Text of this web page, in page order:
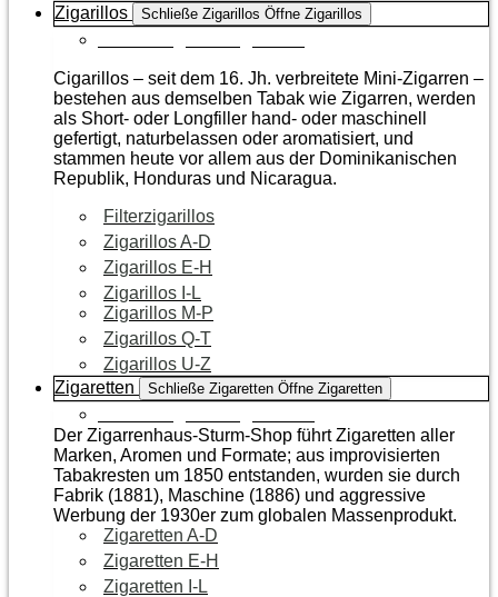
Zigarillos
Schließe Zigarillos Öffne Zigarillos
Cigarillos – seit dem 16. Jh. verbreitete Mini-Zigarren –
bestehen aus demselben Tabak wie Zigarren, werden
als Short- oder Longfiller hand- oder maschinell
gefertigt, naturbelassen oder aromatisiert, und
stammen heute vor allem aus der Dominikanischen
Republik, Honduras und Nicaragua.
Filterzigarillos
Zigarillos A-D
Zigarillos E-H
Zigarillos I-L
Zigarillos M-P
Zigarillos Q-T
Zigarillos U-Z
Zigaretten
Schließe Zigaretten Öffne Zigaretten
Der Zigarrenhaus-Sturm-Shop führt Zigaretten aller
Marken, Aromen und Formate; aus improvisierten
Tabakresten um 1850 entstanden, wurden sie durch
Fabrik (1881), Maschine (1886) und aggressive
Werbung der 1930er zum globalen Massenprodukt.
Zigaretten A-D
Zigaretten E-H
Zigaretten I-L